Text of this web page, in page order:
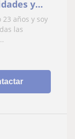
y
años y soy
las